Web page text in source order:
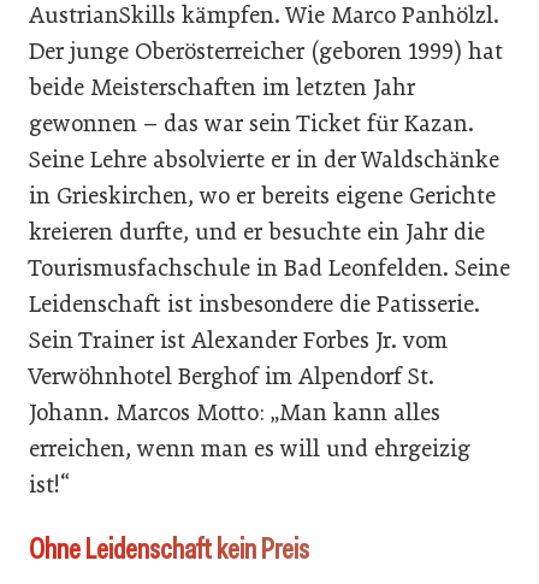
AustrianSkills kämpfen. Wie Marco Panhölzl.
Der junge Oberösterreicher (geboren 1999) hat
beide Meisterschaften im letzten Jahr
gewonnen – das war sein Ticket für Kazan.
Seine Lehre absolvierte er in der Waldschänke
in Grieskirchen, wo er bereits eigene Gerichte
kreieren durfte, und er besuchte ein Jahr die
Tourismusfachschule in Bad Leonfelden. Seine
Leidenschaft ist insbesondere die Patisserie.
Sein Trainer ist Alexander Forbes Jr. vom
Verwöhnhotel Berghof im Alpendorf St.
Johann. Marcos Motto: „Man kann alles
erreichen, wenn man es will und ehrgeizig
ist!“
Ohne Leidenschaft kein Preis